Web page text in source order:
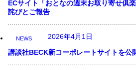
ECサイト「おとなの週末お取り寄せ俱
詫びとご報告
NEWS
2026年4月1日
講談社BECK新コーポレートサイトを公